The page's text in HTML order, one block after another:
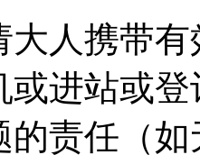
大人携带
或进站或
的责任（